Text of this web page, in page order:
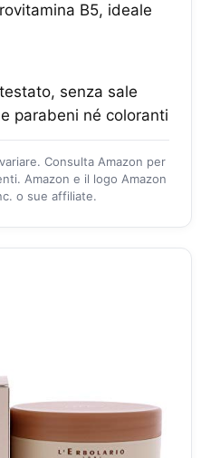
B5, ideale
senza sale
parabeni né coloranti
Consulta Amazon per
Amazon e il logo Amazon
o sue affiliate.